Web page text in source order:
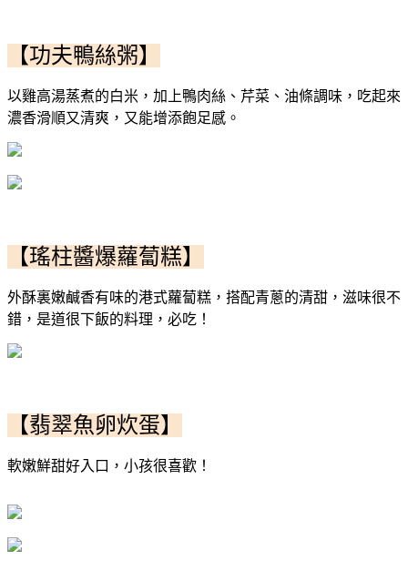
【功夫鴨絲粥】
以雞高湯蒸煮的白米，加上鴨肉絲、芹菜、油條調味，吃起來
濃香滑順又清爽，又能增添飽足感。
【瑤柱醬爆蘿蔔糕】
外酥裏嫩鹹香有味的港式蘿蔔糕，搭配青蔥的清甜，滋味很不
錯，是道很下飯的料理，必吃！
【翡翠魚卵炊蛋】
軟嫩鮮甜好入口，小孩很喜歡！